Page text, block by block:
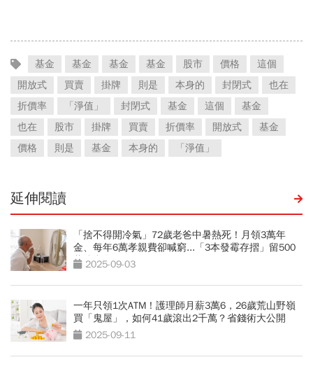
基金 基金 基金 基金 股市 價格
這個
開放式
買賣 掛牌 則是 本身的 封閉式
也在
折價率
「淨值」 封閉式 基金 這個
基金
也在
股市 掛牌 買賣 折價率 開放式
基金
價格
則是 基金 本身的 「淨值」
延伸閱讀
「捨不得開冷氣」72歲老爸中暑熱死！月領3萬年
金、每年6萬孝親費卻喊窮...「3本發霉存摺」留500
萬遺產啟示
2025-09-03
一年只領1次ATM！護理師月薪3萬6，26歲荒山野嶺
買「鬼屋」，如何41歲滾出2千萬？省錢術大公開
2025-09-11